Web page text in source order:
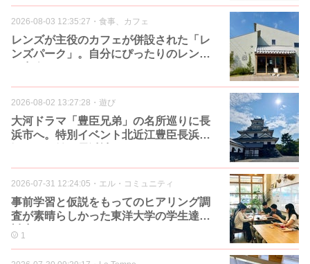
2026-08-03 12:35:27 ・ 食事、カフェ
レンズが主役のカフェが併設された「レ
ンズパーク」。自分にぴったりのレンズ
2026-08-02 13:27:28 ・ 遊び
大河ドラマ「豊臣兄弟」の名所巡りに長
浜市へ。特別イベント北近江豊臣長浜大
2026-07-31 12:24:05 ・ エル・コミュニティ
事前学習と仮説をもってのヒアリング調
査が素晴らしかった東洋大学の学生達。
対応させていただきました
1